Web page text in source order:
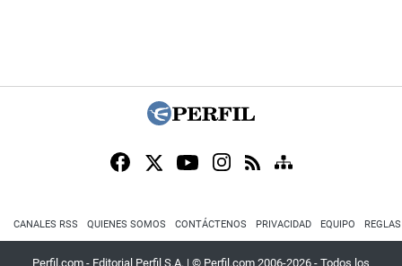
CANALES RSS QUIENES SOMOS CONTÁCTENOS PRIVACIDAD EQUIPO
Perfil.com - Editorial Perfil S.A. | © Perfil.com 2006-2026 - Todos los